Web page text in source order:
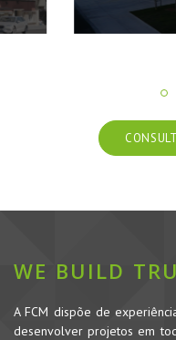
WE BUILD
A FCM dispõe de
desenvolver projetos em